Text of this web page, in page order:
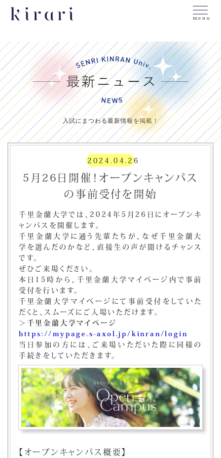
menu
入試にまつわる最新情報を掲載！
2024.04.26
5月26日開催！オープンキャンパス
の事前受付を開始
千里金蘭大学では、2024年5月26日にオープンキ
ャンパスを開催します。
千里金蘭大学に通う先輩たちが、なぜ千里金蘭大
学を選んだのかなど、直接生の声が聞けるチャンス
です。
ぜひご来場ください。
本日15時から、千里金蘭大学マイページ内で事前
受付を行います。
千里金蘭大学マイページにて事前受付をしていた
だくと、スムーズにご入場いただけます。
＞千里金蘭大学マイページ
https://mypage.s-axol.jp/kinran/login
当日参加の方には、ご来場いただいた際に同様の
手続きをしていただきます。
【オープンキャンパス概要】